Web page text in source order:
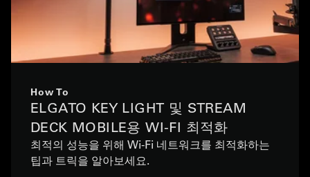
How To
ELGATO KEY LIGHT 및 STREAM
DECK MOBILE용 WI-FI 최적화
최적의 성능을 위해 Wi-Fi 네트워크를 최적화하는
팁과 트릭을 알아보세요.